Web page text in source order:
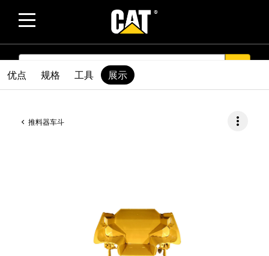
SEARCH
推料器车斗 more_vert
优点 规格 工具 展示